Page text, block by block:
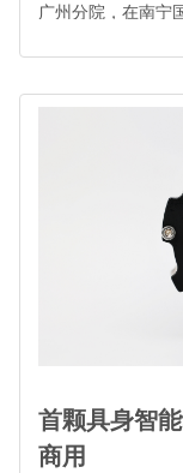
广州分院，在南宁
国科学院百项重
双向高速通道。
首颗具身智
商用